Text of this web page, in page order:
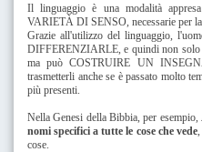
Il linguaggio è una modalità
VARIETÀ DI SENSO, necessarie per
Grazie all'utilizzo del linguaggio,
DIFFERENZIARLE, e quindi non solo
ma può COSTRUIRE UN
trasmetterli anche se è passato molto
più presenti.
Nella Genesi della Bibbia, per esempio,
nomi specifici a tutte le cose che vede,
cose.